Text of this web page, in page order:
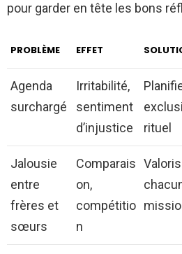
pour garder en tête les bons
PROBLÈME EFFET
Agenda
surchargé
Irritabilité,
sentiment
d’injustice
rituel
Jalousie
entre
frères et
sœurs
Comparais
on,
compétitio
n